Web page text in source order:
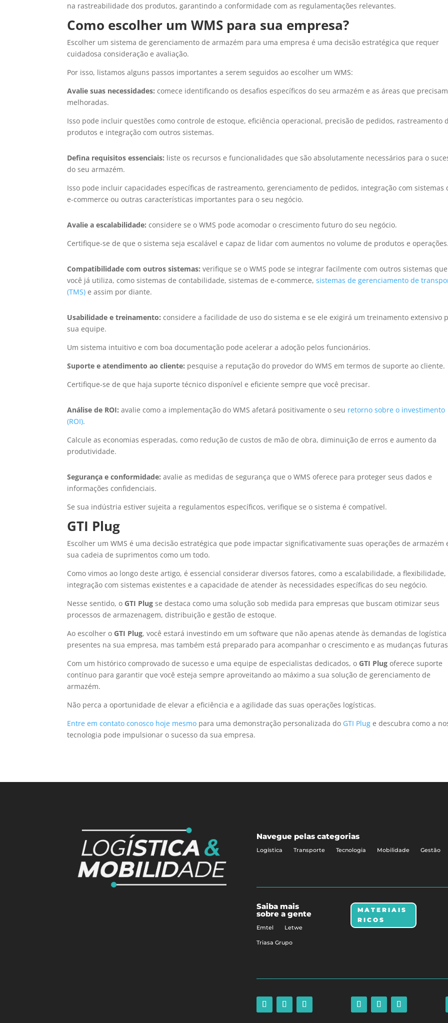
na rastreabilidade dos produtos, garantindo a conformidade com as regulamentações relevantes.
Como escolher um WMS para sua empresa?
Escolher um sistema de gerenciamento de armazém para uma empresa é uma decisão estratégica que requer
cuidadosa consideração e avaliação.
Por isso, listamos alguns passos importantes a serem seguidos ao escolher um WMS:
Avalie suas necessidades:comece identificando os desafios específicos do seu armazém e as áreas que
melhoradas.
Isso pode incluir questões como controle de estoque, eficiência operacional, precisão de pedidos, rastreamento
produtos e integração com outros sistemas.
Defina requisitos essenciais: liste os recursos e funcionalidades que são absolutamente necessários para o
do seu armazém.
Isso pode incluir capacidades específicas de rastreamento, gerenciamento de pedidos, integração com sistemas
e-commerce ou outras características importantes para o seu negócio.
Avalie a escalabilidade: considere se o WMS pode acomodar o crescimento futuro do seu negócio.
Certifique-se de que o sistema seja escalável e capaz de lidar com aumentos no volume de produtos e
Compatibilidade com outros sistemas:verifique se o WMS pode se integrar facilmente com outros sistemas que
você já utiliza, como sistemas de contabilidade, sistemas de e-commerce,sistemas de gerenciamento de
(TMS) e assim por diante.
Usabilidade e treinamento: considere a facilidade de uso do sistema e se ele exigirá um treinamento extensivo
sua equipe.
Um sistema intuitivo e com boa documentação pode acelerar a adoção pelos funcionários.
Suporte e atendimento ao cliente: pesquise a reputação do provedor do WMS em termos de suporte ao cliente.
Certifique-se de que haja suporte técnico disponível e eficiente sempre que você precisar.
Análise de ROI:avalie como a implementação do WMS afetará positivamente o seu retorno sobre o investimento
(ROI).
Calcule as economias esperadas, como redução de custos de mão de obra, diminuição de erros e aumento da
produtividade.
Segurança e conformidade:avalie as medidas de segurança que o WMS oferece para proteger seus dados e
informações confidenciais.
Se sua indústria estiver sujeita a regulamentos específicos, verifique se o sistema é compatível.
GTI Plug
Escolher um WMS é uma decisão estratégica que pode impactar significativamente suas operações de armazém
sua cadeia de suprimentos como um todo.
Como vimos ao longo deste artigo, é essencial considerar diversos fatores, como a escalabilidade, a flexibilidade,
integração com sistemas existentes e a capacidade de atender às necessidades específicas do seu negócio.
Nesse sentido, o GTI Plug se destaca como uma solução sob medida para empresas que buscam otimizar seus
processos de armazenagem, distribuição e gestão de estoque.
Ao escolher o GTI Plug, você estará investindo em um software que não apenas atende às demandas de logística
presentes na sua empresa, mas também está preparado para acompanhar o crescimento e as mudanças
Com um histórico comprovado de sucesso e uma equipe de especialistas dedicados, o GTI Plug oferece suporte
contínuo para garantir que você esteja sempre aproveitando ao máximo a sua solução de gerenciamento de
armazém.
Não perca a oportunidade de elevar a eficiência e a agilidade das suas operações logísticas.
Entre em contato conosco hoje mesmo para uma demonstração personalizada do GTI Plug e descubra como a
tecnologia pode impulsionar o sucesso da sua empresa.
Navegue pelas categorias
Logística Transporte Tecnologia Mobilidade Gestão
Saiba mais
sobre a gente
Emtel Letwe
Triasa Grupo
MATERIAIS
RICOS